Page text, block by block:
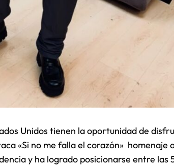
Unidos tienen la oportunidad de
«Si no me falla el corazón» homenaje
y ha logrado posicionarse entre las